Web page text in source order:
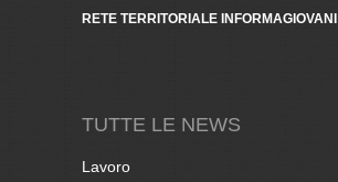
RETE TERRITORIALE INFORMAGIOVANI
TUTTE LE NEWS
Lavoro